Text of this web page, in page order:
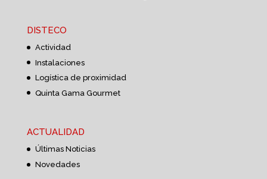
DISTECO
Actividad
Instalaciones
Logística de proximidad
Quinta Gama Gourmet
ACTUALIDAD
Últimas Noticias
Novedades